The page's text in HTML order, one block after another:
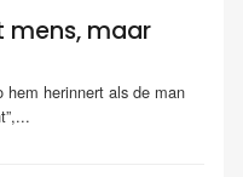
mens, maar
hem herinnert als de man